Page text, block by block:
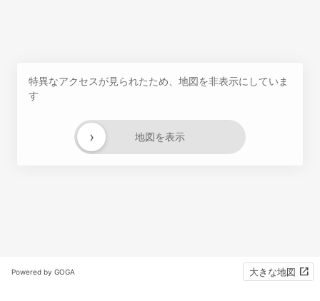
特異なアクセスが見られたため、地図を非表示にしていま
す
地図を表示
›
Powered by GOGA 大きな地図